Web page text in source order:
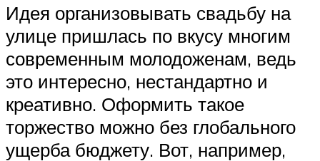
Идея организовывать свадьбу на
улице пришлась по вкусу многим
современным молодоженам, ведь
это интересно, нестандартно и
креативно. Оформить такое
торжество можно без глобального
ущерба бюджету. Вот, например,